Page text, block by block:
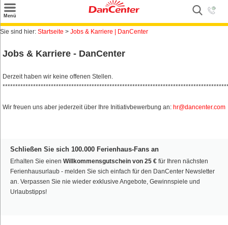
Menü
Suchen
Urlaubsziele
Inspiration
Gut zu wissen
Login
Sie sind hier: Startseite > Jobs & Karriere | DanCenter
Jobs & Karriere - DanCenter
Derzeit haben wir keine offenen Stellen.
Wir freuen uns aber jederzeit über Ihre Initiativbewerbung an: hr@dancenter.com
Schließen Sie sich 100.000 Ferienhaus-Fans an
Erhalten Sie einen Willkommensgutschein von 25 € für Ihren nächsten
Ferienhausurlaub - melden Sie sich einfach für den DanCenter Newsletter
an. Verpassen Sie nie wieder exklusive Angebote, Gewinnspiele und
Urlaubstipps!